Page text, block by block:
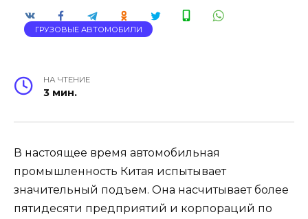
ГРУЗОВЫЕ АВТОМОБИЛИ
НА ЧТЕНИЕ
3 мин.
В настоящее время автомобильная
промышленность Китая испытывает
значительный подъем. Она насчитывает более
пятидесяти предприятий и корпораций по